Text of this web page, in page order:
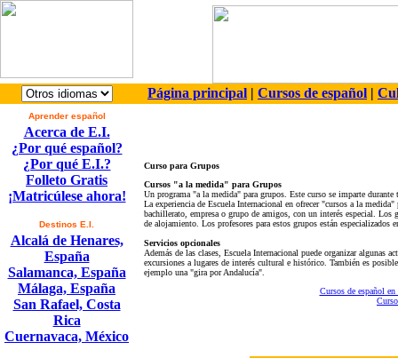
Página principal | Cursos de español |
Aprender español
Acerca de E.I.
¿Por qué español?
¿Por qué E.I.?
Folleto Gratis
¡Matricúlese ahora!
Destinos E.I.
Alcalá de Henares,
España
Salamanca, España
Málaga, España
San Rafael, Costa
Rica
Cuernavaca, México
Curso para Grupos
Cursos "a la medida" para Grupos
Un programa "a la medida" para grupos. Este curso se imparte
La experiencia de Escuela Internacional en ofrecer "cursos a la
bachillerato, empresa o grupo de amigos, con un interés especial.
de alojamiento. Los profesores para estos grupos están especializados
Servicios opcionales
Además de las clases, Escuela Internacional puede organizar algunas
excursiones a lugares de interés cultural e histórico. También es
ejemplo una "gira por Andalucía".
Cursos de español en